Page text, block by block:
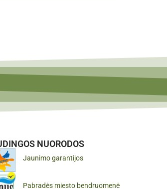
NUORODOS
Jaunimo garantijos
Pabradės miesto bendruomenė